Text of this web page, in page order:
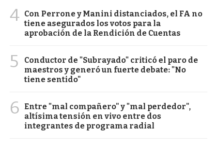
4 Con Perrone y Manini distanciados, el FA no
tiene asegurados los votos para la
aprobación de la Rendición de Cuentas
5
Conductor de "Subrayado" criticó el paro de
maestros y generó un fuerte debate: "No
tiene sentido"
6
Entre "mal compañero" y "mal perdedor",
altísima tensión en vivo entre dos
integrantes de programa radial